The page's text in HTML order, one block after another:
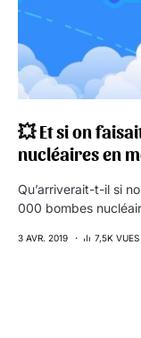
💥 Et si on
nucléaires en
Qu’arriverait-t-il si
000 bombes
3 AVR. 2019 7,5K VUES